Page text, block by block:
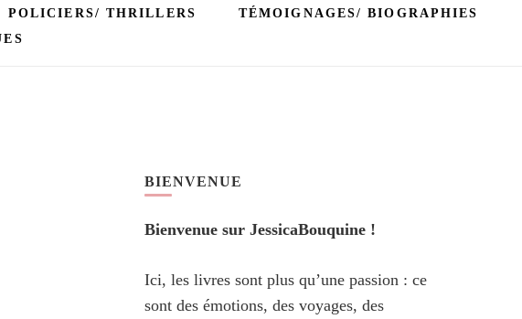
POLICIERS/ THRILLERS
TÉMOIGNAGES/ BIOGRAPHIES
BIENVENUE
Bienvenue sur JessicaBouquine !
Ici, les livres sont plus qu’une passion : ce
sont des émotions, des voyages, des